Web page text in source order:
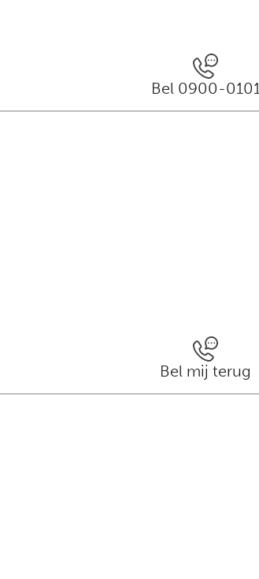
Bel 0900-0101
Bel mij terug